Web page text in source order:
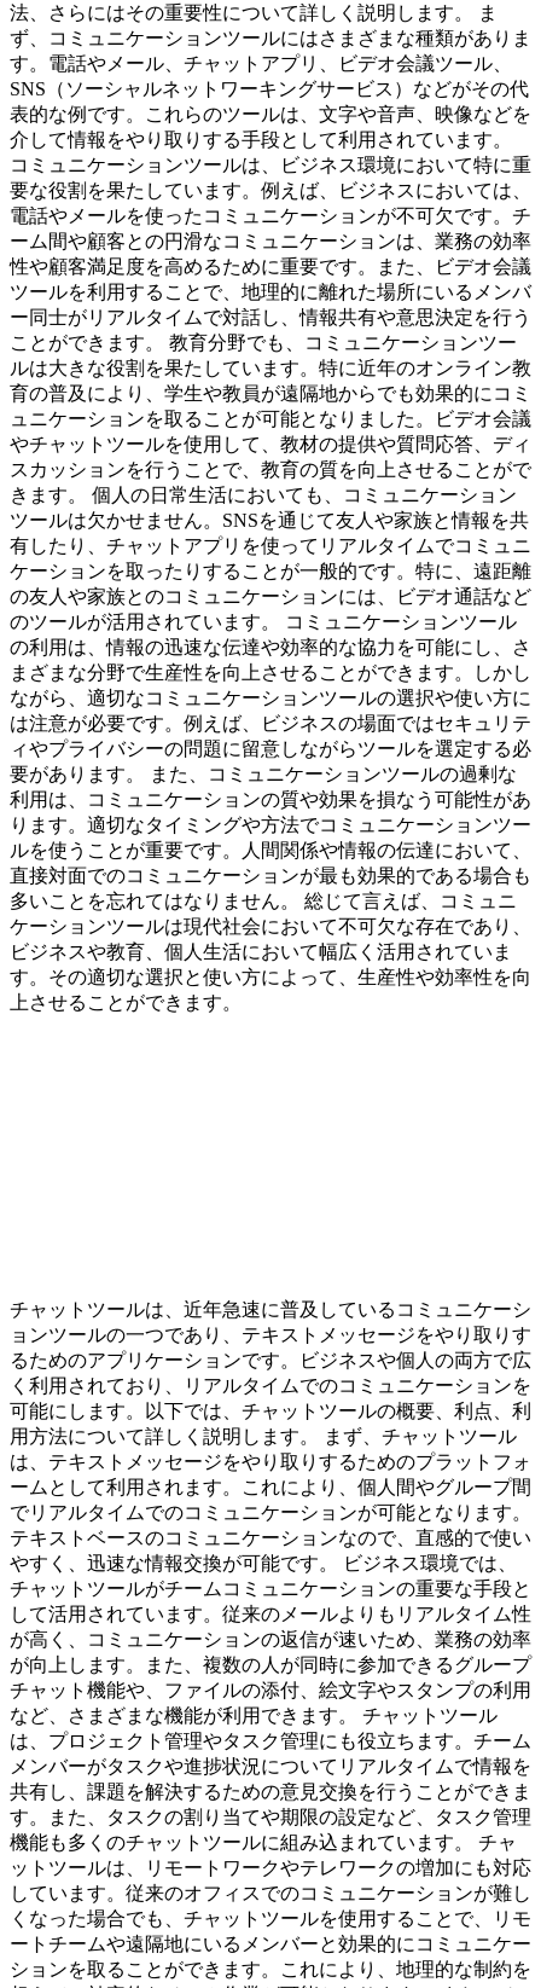
法、さらにはその重要性について詳しく説明します。 ま
ず、コミュニケーションツールにはさまざまな種類がありま
す。電話やメール、チャットアプリ、ビデオ会議ツール、
SNS（ソーシャルネットワーキングサービス）などがその代
表的な例です。これらのツールは、文字や音声、映像などを
介して情報をやり取りする手段として利用されています。
コミュニケーションツールは、ビジネス環境において特に重
要な役割を果たしています。例えば、ビジネスにおいては、
電話やメールを使ったコミュニケーションが不可欠です。チ
ーム間や顧客との円滑なコミュニケーションは、業務の効率
性や顧客満足度を高めるために重要です。また、ビデオ会議
ツールを利用することで、地理的に離れた場所にいるメンバ
ー同士がリアルタイムで対話し、情報共有や意思決定を行う
ことができます。 教育分野でも、コミュニケーションツー
ルは大きな役割を果たしています。特に近年のオンライン教
育の普及により、学生や教員が遠隔地からでも効果的にコミ
ュニケーションを取ることが可能となりました。ビデオ会議
やチャットツールを使用して、教材の提供や質問応答、ディ
スカッションを行うことで、教育の質を向上させることがで
きます。 個人の日常生活においても、コミュニケーション
ツールは欠かせません。SNSを通じて友人や家族と情報を共
有したり、チャットアプリを使ってリアルタイムでコミュニ
ケーションを取ったりすることが一般的です。特に、遠距離
の友人や家族とのコミュニケーションには、ビデオ通話など
のツールが活用されています。 コミュニケーションツール
の利用は、情報の迅速な伝達や効率的な協力を可能にし、さ
まざまな分野で生産性を向上させることができます。しかし
ながら、適切なコミュニケーションツールの選択や使い方に
は注意が必要です。例えば、ビジネスの場面ではセキュリテ
ィやプライバシーの問題に留意しながらツールを選定する必
要があります。 また、コミュニケーションツールの過剰な
利用は、コミュニケーションの質や効果を損なう可能性があ
ります。適切なタイミングや方法でコミュニケーションツー
ルを使うことが重要です。人間関係や情報の伝達において、
直接対面でのコミュニケーションが最も効果的である場合も
多いことを忘れてはなりません。 総じて言えば、コミュニ
ケーションツールは現代社会において不可欠な存在であり、
ビジネスや教育、個人生活において幅広く活用されていま
す。その適切な選択と使い方によって、生産性や効率性を向
上させることができます。
チャットツールは、近年急速に普及しているコミュニケーシ
ョンツールの一つであり、テキストメッセージをやり取りす
るためのアプリケーションです。ビジネスや個人の両方で広
く利用されており、リアルタイムでのコミュニケーションを
可能にします。以下では、チャットツールの概要、利点、利
用方法について詳しく説明します。 まず、チャットツール
は、テキストメッセージをやり取りするためのプラットフォ
ームとして利用されます。これにより、個人間やグループ間
でリアルタイムでのコミュニケーションが可能となります。
テキストベースのコミュニケーションなので、直感的で使い
やすく、迅速な情報交換が可能です。 ビジネス環境では、
チャットツールがチームコミュニケーションの重要な手段と
して活用されています。従来のメールよりもリアルタイム性
が高く、コミュニケーションの返信が速いため、業務の効率
が向上します。また、複数の人が同時に参加できるグループ
チャット機能や、ファイルの添付、絵文字やスタンプの利用
など、さまざまな機能が利用できます。 チャットツール
は、プロジェクト管理やタスク管理にも役立ちます。チーム
メンバーがタスクや進捗状況についてリアルタイムで情報を
共有し、課題を解決するための意見交換を行うことができま
す。また、タスクの割り当てや期限の設定など、タスク管理
機能も多くのチャットツールに組み込まれています。 チャ
ットツールは、リモートワークやテレワークの増加にも対応
しています。従来のオフィスでのコミュニケーションが難し
くなった場合でも、チャットツールを使用することで、リモ
ートチームや遠隔地にいるメンバーと効果的にコミュニケー
ションを取ることができます。これにより、地理的な制約を